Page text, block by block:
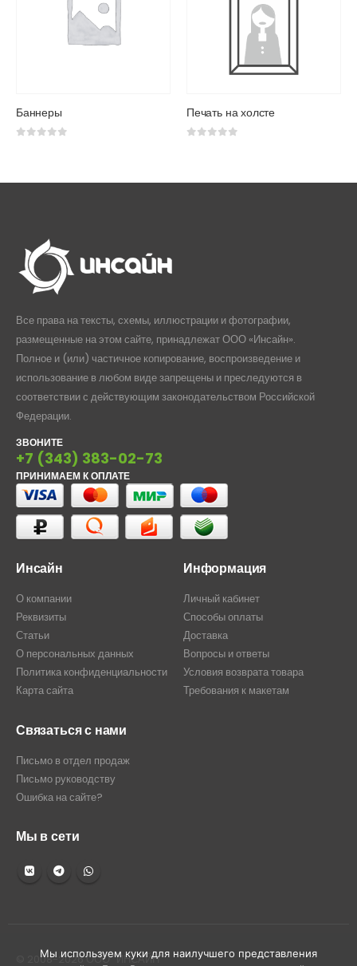
Баннеры Печать на холсте
Все права на тексты, схемы, иллюстрации и фотографии,
размещенные на этом сайте, принадлежат ООО «Инсайн».
Полное и (или) частичное копирование, воспроизведение и
использование в любом виде запрещены и преследуются в
соответствии с действующим законодательством Российской
Федерации.
ЗВОНИТЕ
+7 (343) 383-02-73
ПРИНИМАЕМ К ОПЛАТЕ
Инсайн
О компании
Реквизиты
Статьи
О персональных данных
Политика конфиденциальности
Карта сайта
Информация
Личный кабинет
Способы оплаты
Доставка
Вопросы и ответы
Условия возврата товара
Требования к макетам
Связаться с нами
Письмо в отдел продаж
Письмо руководству
Ошибка на сайте?
Мы в сети
© 2008-2026 ООО "ИНСАЙН"
Мы используем куки для наилучшего представления